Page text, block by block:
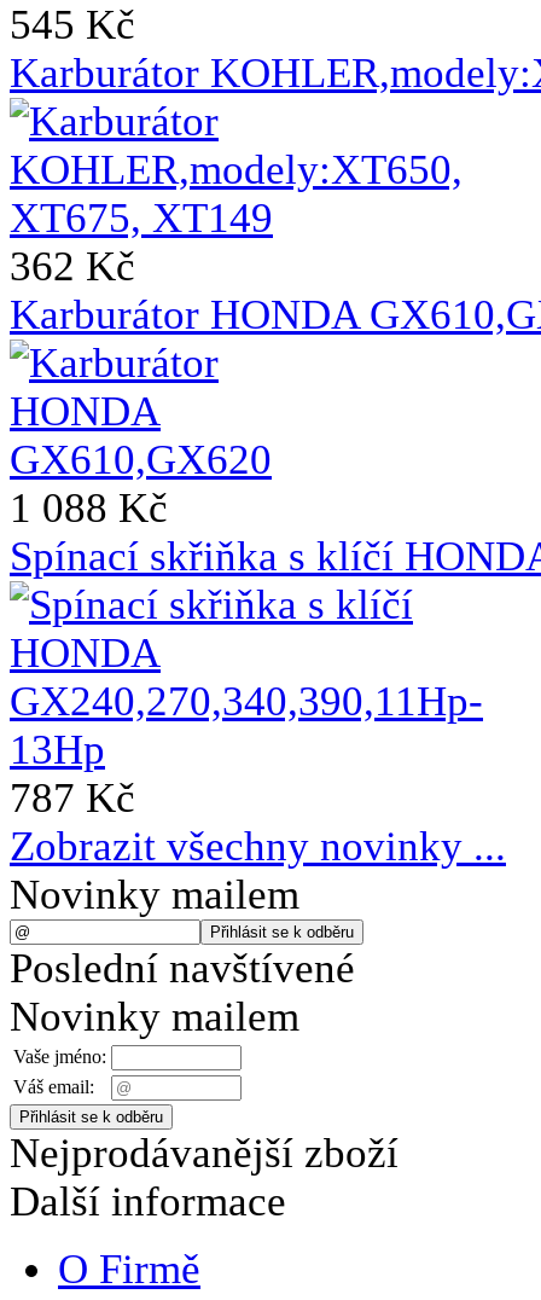
545 Kč
Karburátor
362 Kč
Karburátor HONDA
1 088 Kč
Spínací skřiňka s klíčí
787 Kč
Zobrazit všechny novinky ...
Novinky mailem
Poslední navštívené
Novinky mailem
Vaše jméno:
Váš email:
Nejprodávanější zboží
Další informace
O Firmě